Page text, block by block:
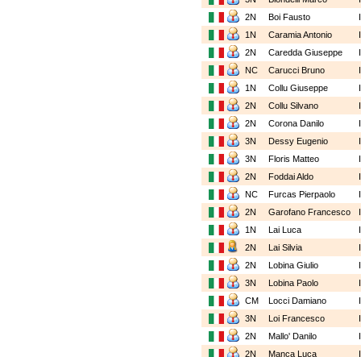
2N
Boi Fausto
1N
Caramia Antonio
2N
Caredda Giuseppe
NC
Carucci Bruno
1N
Collu Giuseppe
2N
Collu Silvano
2N
Corona Danilo
3N
Dessy Eugenio
3N
Floris Matteo
2N
Foddai Aldo
NC
Furcas Pierpaolo
2N
Garofano Francesco
1N
Lai Luca
2N
Lai Silvia
2N
Lobina Giulio
3N
Lobina Paolo
CM
Locci Damiano
3N
Loi Francesco
2N
Mallo' Danilo
2N
Manca Luca